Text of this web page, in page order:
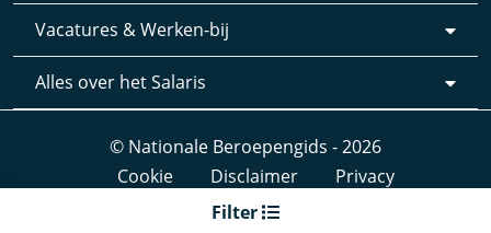
Filter
Vacatures & Werken-bij
Alles over het Salaris
© Nationale Beroepengids - 2026
Cookie
Disclaimer
Privacy
Webdesign & realisatie: